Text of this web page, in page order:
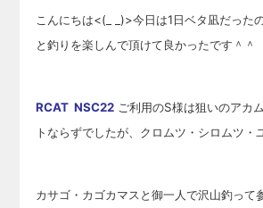
こんにちは<(_ _)>今日は1日ベタ凪だった
と釣りを楽しんで頂けて良かったです＾＾
RCAT NSC22 ご利用のS様は狙いのアカ
トならずでしたが、クロムツ・シロムツ・
カサゴ・カゴカマスと御一人で沢山釣って